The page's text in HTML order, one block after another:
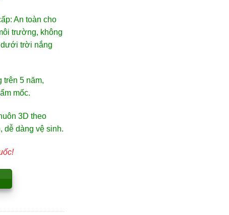
: An toàn cho
trường, không
dưới trời nắng
trên 5 năm,
ẩm mốc.
3D theo
dễ dàng vệ sinh.